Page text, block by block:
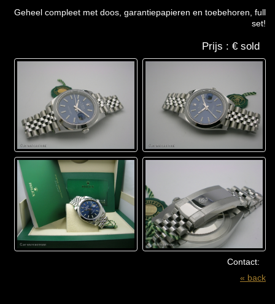
Geheel compleet met doos, garantiepapieren en toebehoren, full
set!
Prijs : € sold
Contact:
« back